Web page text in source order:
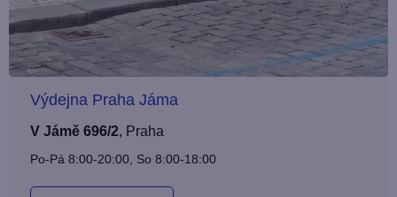
Výdejna Praha Jáma
V Jámě 696/2, Praha
Po-Pá 8:00-20:00, So 8:00-18:00